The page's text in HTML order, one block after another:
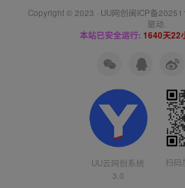
Copyright © 2023 · UU网创闽ICP备
驱动.
本站已安全运行: 1640天22
UU云网创系统
3.0
扫码